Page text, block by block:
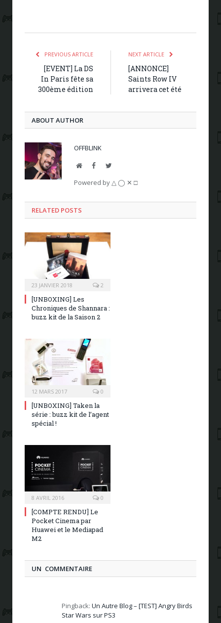
PREVIOUS ARTICLE
[EVENT] La DS
In Paris fête sa
300ème édition
NEXT ARTICLE
[ANNONCE]
Saints Row IV
arrivera cet été
ABOUT AUTHOR
OFFBLINK
WebsiteFacebookTwitter
Powered by △ ◯ ✕ □
RELATED POSTS
23 JANVIER 2018 2
[UNBOXING] Les
Chroniques de Shannara :
buzz kit de la Saison 2
12 MARS 2017 0
[UNBOXING] Taken la
série : buzz kit de l’agent
spécial !
8 AVRIL 2016 0
[COMPTE RENDU] Le
Pocket Cinema par
Huawei et le Mediapad
M2
UN COMMENTAIRE
Pingback: Un Autre Blog – [TEST] Angry Birds
Star Wars sur PS3